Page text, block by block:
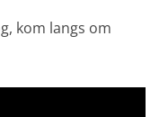
kom langs om